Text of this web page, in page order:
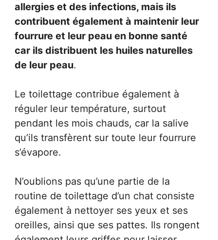
allergies et des infections, mais ils
contribuent également à maintenir leur
fourrure et leur peau en bonne santé
car ils distribuent les huiles naturelles
de leur peau.
Le toilettage contribue également à
réguler leur température, surtout
pendant les mois chauds, car la salive
qu’ils transfèrent sur toute leur fourrure
s’évapore.
N’oublions pas qu’une partie de la
routine de toilettage d’un chat consiste
également à nettoyer ses yeux et ses
oreilles, ainsi que ses pattes. Ils rongent